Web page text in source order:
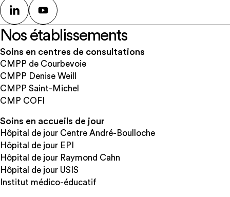
Nos établissements
Soins en centres de consultations
CMPP de Courbevoie
CMPP Denise Weill
CMPP Saint-Michel
CMP COFI
Soins en accueils de jour
Hôpital de jour Centre André-Boulloche
Hôpital de jour EPI
Hôpital de jour Raymond Cahn
Hôpital de jour USIS
Institut médico-éducatif